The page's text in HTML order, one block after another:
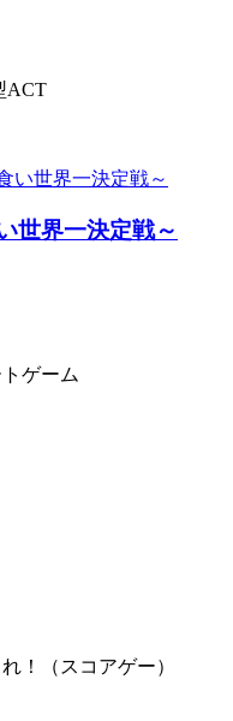
ACT
世界一決定戦～
ゲーム
！（スコアゲー）